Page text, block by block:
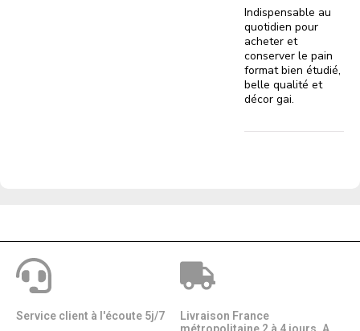
Indispensable au
quotidien pour
acheter et
conserver le pain
format bien étudié,
belle qualité et
décor gai.
Service client à l'écoute 5j/7
Livraison France